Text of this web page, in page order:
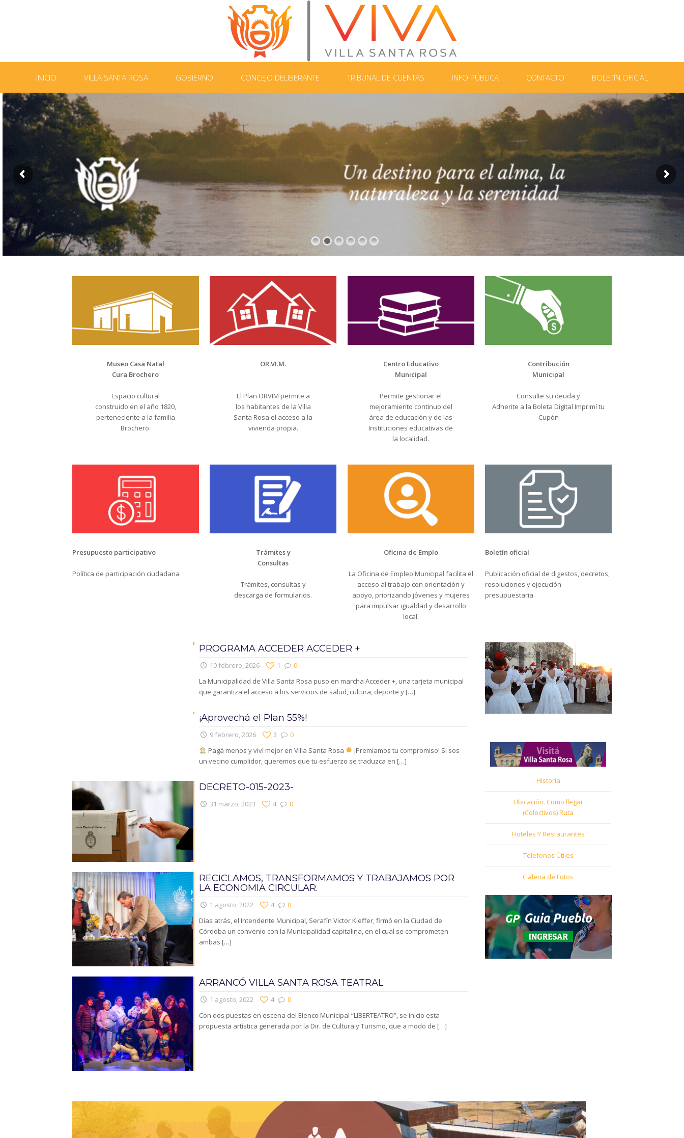
INICIO VILLA SANTA ROSA GOBIERNO CONCEJO DELIBERANTE TRIBUNAL DE CUENTAS INFO PÚBLICA CONTACTO BOLETÍN OFICIAL
Museo Casa Natal
Cura Brochero
Espacio cultural
construido en el año 1820,
perteneciente a la familia
Brochero.
OR.VI.M.
El Plan ORVIM permite a
los habitantes de la Villa
Santa Rosa el acceso a la
vivienda propia.
Centro Educativo
Municipal
Permite gestionar el
mejoramiento continuo del
área de educación y de las
Instituciones educativas de
la localidad.
Contribución
Municipal
Consulte su deuda y
Adherite a la Boleta Digital Imprimí tu
Cupón
Presupuesto participativo
Política de participación ciudadana
Trámites y
Consultas
Trámites, consultas y
descarga de formularios.
Oficina de Emplo
La Oficina de Empleo Municipal facilita el
acceso al trabajo con orientación y
apoyo, priorizando jóvenes y mujeres
para impulsar igualdad y desarrollo
local.
Boletín oficial
Publicación oficial de digestos, decretos,
resoluciones y ejecución
presupuestaria.
PROGRAMA ACCEDER ACCEDER +
10 febrero, 2026 0
1
La Municipalidad de Villa Santa Rosa puso en marcha Acceder +, una tarjeta municipal
que garantiza el acceso a los servicios de salud, cultura, deporte y[…]
¡Aprovechá el Plan 55%!
9 febrero, 2026 0
3
Pagá menos y viví mejor en Villa Santa Rosa
¡Premiamos tu compromiso! Si sos
un vecino cumplidor, queremos que tu esfuerzo se traduzca en […]
DECRETO-015-2023-
31 marzo, 2023 0
4
RECICLAMOS, TRANSFORMAMOS Y TRABAJAMOS POR
LA ECONOMIA CIRCULAR.
1 agosto, 2022 0
4
Días atrás, el Intendente Municipal, Serafín Victor Kieffer, firmó en la Ciudad de
Córdoba un convenio con la Municipalidad capitalina, en el cual se comprometen
ambas […]
ARRANCÓ VILLA SANTA ROSA TEATRAL
1 agosto, 2022 0
4
Con dos puestas en escena del Elenco Municipal “LIBERTEATRO”, se inicio esta
propuesta artística generada por la Dir. de Cultura y Turismo, que a modo de […]
Historia
Ubicación. Como llegar
(Colectivos) Ruta
Hoteles Y Restaurantes
Telefonos Útiles
Galeria de Fotos